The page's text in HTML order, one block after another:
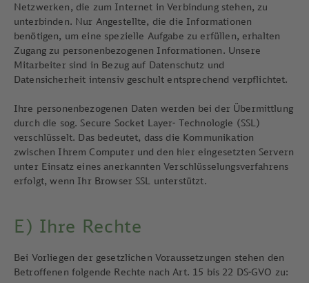
Netzwerken, die zum Internet in Verbindung stehen, zu
unterbinden. Nur Angestellte, die die Informationen
benötigen, um eine spezielle Aufgabe zu erfüllen, erhalten
Zugang zu personenbezogenen Informationen. Unsere
Mitarbeiter sind in Bezug auf Datenschutz und
Datensicherheit intensiv geschult entsprechend verpflichtet.
Ihre personenbezogenen Daten werden bei der Übermittlung
durch die sog. Secure Socket Layer- Technologie (SSL)
verschlüsselt. Das bedeutet, dass die Kommunikation
zwischen Ihrem Computer und den hier eingesetzten Servern
unter Einsatz eines anerkannten Verschlüsselungsverfahrens
erfolgt, wenn Ihr Browser SSL unterstützt.
E) Ihre Rechte
Bei Vorliegen der gesetzlichen Voraussetzungen stehen den
Betroffenen folgende Rechte nach Art. 15 bis 22 DS-GVO zu: